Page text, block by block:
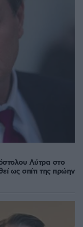
Λύτρα στο
ως σπίτι της πρώην